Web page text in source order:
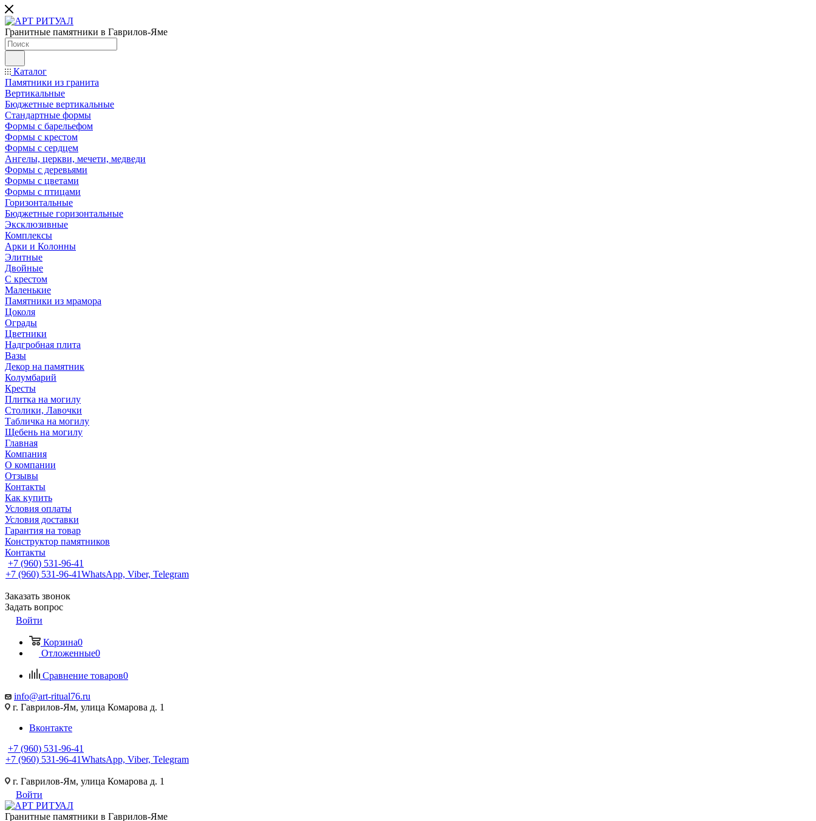
Гранитные памятники в Гаврилов-Яме
Каталог
Памятники из гранита
Вертикальные
Бюджетные вертикальные
Стандартные формы
Формы с барельефом
Формы с крестом
Формы с сердцем
Ангелы, церкви, мечети, медведи
Формы с деревьями
Формы с цветами
Формы с птицами
Горизонтальные
Бюджетные горизонтальные
Эксклюзивные
Комплексы
Арки и Колонны
Элитные
Двойные
С крестом
Маленькие
Памятники из мрамора
Цоколя
Ограды
Цветники
Надгробная плита
Вазы
Декор на памятник
Колумбарий
Кресты
Плитка на могилу
Столики, Лавочки
Табличка на могилу
Щебень на могилу
Главная
Компания
О компании
Отзывы
Контакты
Как купить
Условия оплаты
Условия доставки
Гарантия на товар
Конструктор памятников
Контакты
+7 (960) 531-96-41
+7 (960) 531-96-41WhatsApp, Viber, Telegram
Заказать звонок
Задать вопрос
Войти
Корзина0
Отложенные0
Сравнение товаров0
info@art-ritual76.ru
г. Гаврилов-Ям, улица Комарова д. 1
Вконтакте
+7 (960) 531-96-41
+7 (960) 531-96-41WhatsApp, Viber, Telegram
г. Гаврилов-Ям, улица Комарова д. 1
Войти
Гранитные памятники в Гаврилов-Яме